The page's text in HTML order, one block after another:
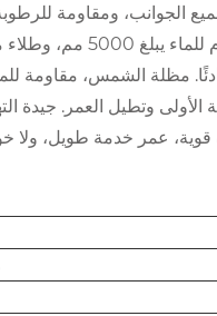
مقاوم للماء
مظلة الشمس، مقاومة
الأولى وتطيل العمر.
عمر خدمة طويل، ولا